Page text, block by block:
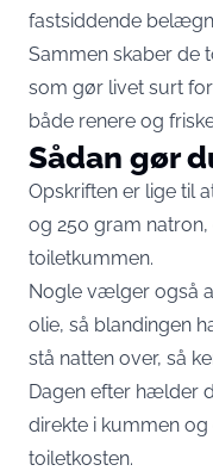
fastsiddende
Sammen skaber de
som gør livet surt
både renere og
Sådan gør
Opskriften er lige til
og 250 gram
toiletkummen.
Nogle vælger også
olie, så blandingen
stå natten over, så
Dagen efter hælder
direkte i kummen
toiletkosten.